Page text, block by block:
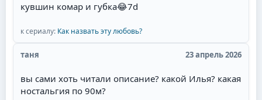
захватывающий сюжет, съёмки в живописных
полное соответствие эпохе, великолепные наряды
актёров и конечно любимая тема в романах и
сериалах- ненависть перерастающая в бешеную
сюжета. у меня даже сложилась мысль, что это
экранизация одного из дамских любовных
кувшин комар и губка😂7d
к сериалу: Как назвать эту любовь?
таня 23 апрель 2026
вы сами хоть читали описание? какой Илья? какая
ностальгия по 90м?